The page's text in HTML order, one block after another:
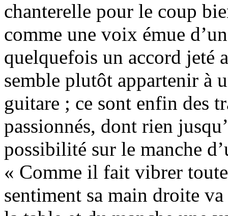
chanterelle pour le coup
comme une voix émue
quelquefois un accord jeté
semble plutôt appartenir à
guitare ; ce sont enfin des
passionnés, dont rien
possibilité sur le manche
« Comme il fait vibrer
sentiment sa main droite